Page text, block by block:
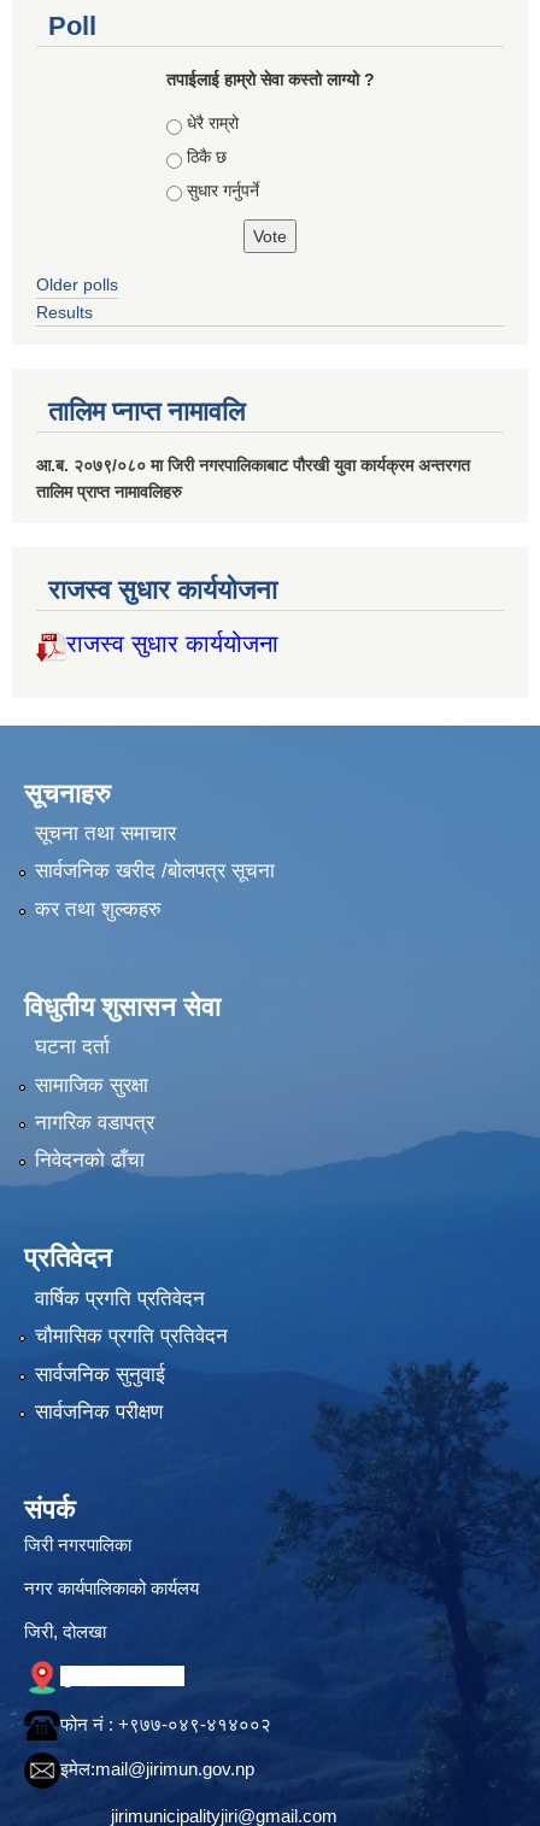
Poll
तपाईलाई हाम्रो सेवा कस्तो लाग्यो ?
Choices
धेरै राम्रो
ठिकै छ
सुधार गर्नुपर्ने
Older polls
Results
तालिम प्नाप्त नामावलि
आ.ब. २०७९/०८० मा जिरी नगरपालिकाबाट पौरखी युवा कार्यक्रम अन्तरगत
तालिम प्राप्त नामावलिहरु
राजस्व सुधार कार्ययोजना
राजस्व सुधार कार्ययोजना
सूचनाहरु
सूचना तथा समाचार
सार्वजनिक खरीद /बोलपत्र सूचना
कर तथा शुल्कहरु
विधुतीय शुसासन सेवा
घटना दर्ता
सामाजिक सुरक्षा
नागरिक वडापत्र
निवेदनको ढाँचा
प्रतिवेदन
वार्षिक प्रगति प्रतिवेदन
चौमासिक प्रगति प्रतिवेदन
सार्वजनिक सुनुवाई
सार्वजनिक परीक्षण
संपर्क
जिरी नगरपालिका
नगर कार्यपालिकाको कार्यलय
जिरी, दोलखा
फोन नं‍ : +९७७-०४९-४१४००२
इमेल:mail@jirimun.gov.np
jirimunicipalityjiri@gmail.com